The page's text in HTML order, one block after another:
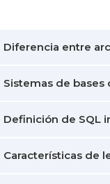
Diferencia entre
Sistemas de
Definición de SQL
Características de